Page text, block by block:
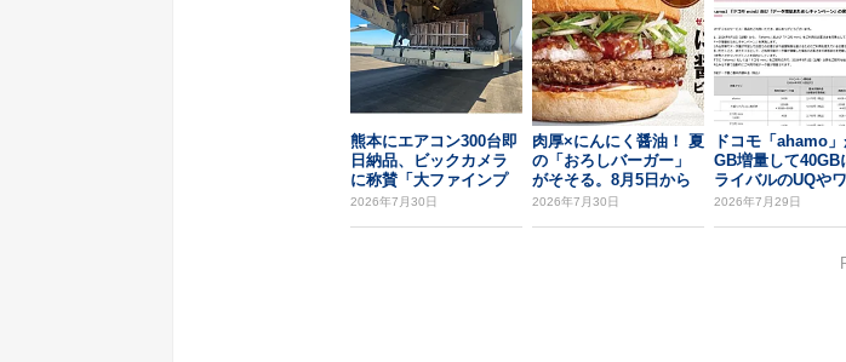
熊本にエアコン300台即
日納品、ビックカメラ
に称賛「大ファインプ
レー」
2026年7月30日
肉厚×にんにく醤油！ 夏
の「おろしバーガー」
がそそる。8月5日から
2026年7月30日
ドコモ「ahamo
GB増量して
ライバルのUQや
バを意識...
2026年7月29日